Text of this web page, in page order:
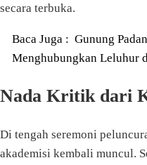
secara terbuka.
Baca Juga : Gunung
Menghubungkan Leluhur
Nada Kritik dari
Di tengah seremoni
akademisi kembali muncul.